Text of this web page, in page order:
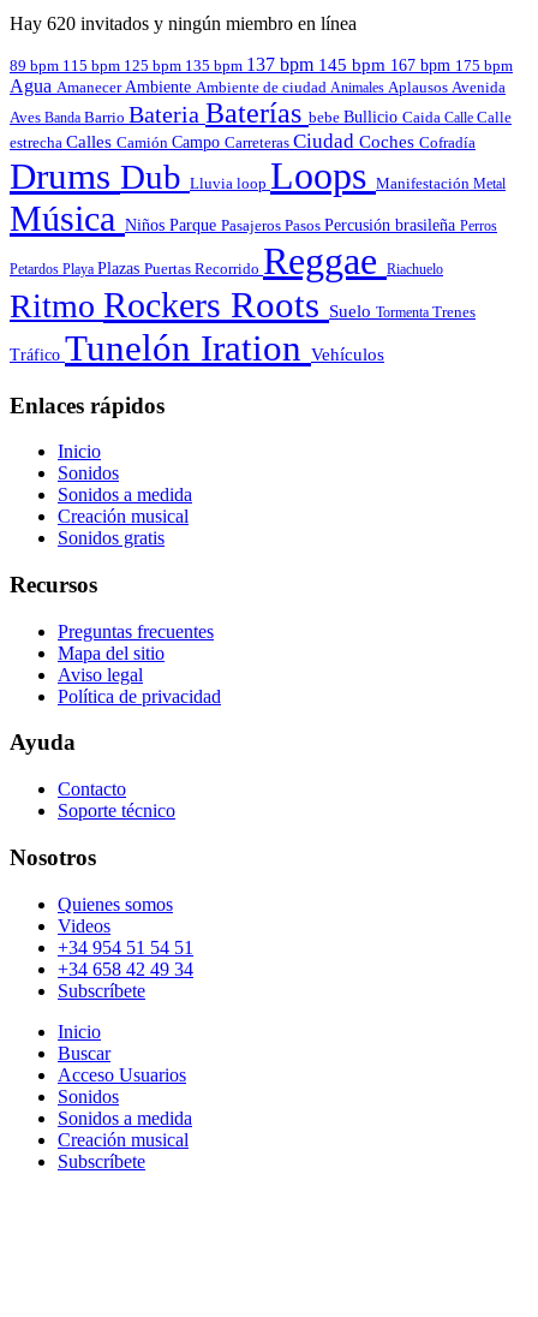
Hay 620 invitados y ningún miembro en línea
89 bpm 115 bpm 125 bpm 135 bpm 137 bpm 145 bpm 167 bpm 175 bpm
Agua Amanecer Ambiente Ambiente de ciudad Animales Aplausos Avenida
Aves Banda Barrio Bateria Baterías bebe Bullicio Caida Calle Calle
estrecha Calles Camión Campo Carreteras Ciudad Coches Cofradía
Drums Dub Lluvia loop Loops Manifestación Metal
Música Niños Parque Pasajeros Pasos Percusión brasileña Perros
Petardos Playa Plazas Puertas Recorrido Reggae Riachuelo
Ritmo Rockers Roots Suelo Tormenta Trenes
Tráfico Tunelón Iration Vehículos
Enlaces rápidos
Inicio
Sonidos
Sonidos a medida
Creación musical
Sonidos gratis
Recursos
Preguntas frecuentes
Mapa del sitio
Aviso legal
Política de privacidad
Ayuda
Contacto
Soporte técnico
Nosotros
Quienes somos
Videos
+34 954 51 54 51
+34 658 42 49 34
Subscríbete
Inicio
Buscar
Acceso Usuarios
Sonidos
Sonidos a medida
Creación musical
Subscríbete